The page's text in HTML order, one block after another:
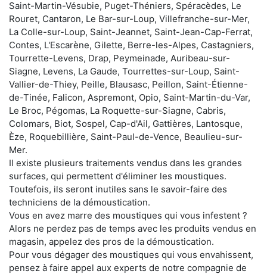
Saint-Martin-Vésubie, Puget-Théniers, Spéracèdes, Le
Rouret, Cantaron, Le Bar-sur-Loup, Villefranche-sur-Mer,
La Colle-sur-Loup, Saint-Jeannet, Saint-Jean-Cap-Ferrat,
Contes, L'Escarène, Gilette, Berre-les-Alpes, Castagniers,
Tourrette-Levens, Drap, Peymeinade, Auribeau-sur-
Siagne, Levens, La Gaude, Tourrettes-sur-Loup, Saint-
Vallier-de-Thiey, Peille, Blausasc, Peillon, Saint-Étienne-
de-Tinée, Falicon, Aspremont, Opio, Saint-Martin-du-Var,
Le Broc, Pégomas, La Roquette-sur-Siagne, Cabris,
Colomars, Biot, Sospel, Cap-d'Ail, Gattières, Lantosque,
Èze, Roquebillière, Saint-Paul-de-Vence, Beaulieu-sur-
Mer.
Il existe plusieurs traitements vendus dans les grandes
surfaces, qui permettent d'éliminer les moustiques.
Toutefois, ils seront inutiles sans le savoir-faire des
techniciens de la démoustication.
Vous en avez marre des moustiques qui vous infestent ?
Alors ne perdez pas de temps avec les produits vendus en
magasin, appelez des pros de la démoustication.
Pour vous dégager des moustiques qui vous envahissent,
pensez à faire appel aux experts de notre compagnie de